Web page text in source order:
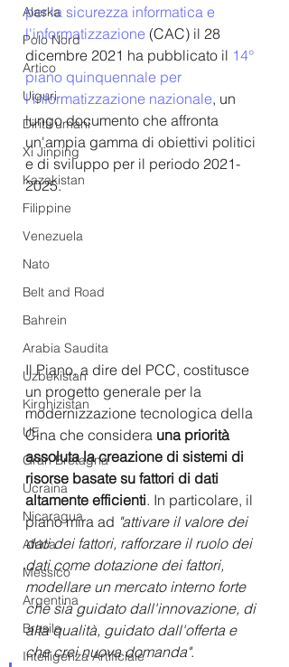
Alaska
Polo Nord
Artico
Uiguri
Diritti umani
Xi Jinping
Kazakistan
Filippine
Venezuela
Nato
Belt and Road
Bahrein
Arabia Saudita
Uzbekistan
Kirghizistan
UE
Gran Bretagna
Ucraina
Nicaragua
Africa
Messico
Argentina
Brasile
Intelligenza Artificiale
per la sicurezza informatica e
l'informatizzazione (CAC) il 28
dicembre 2021 ha pubblicato il 14°
piano quinquennale per
l'informatizzazione nazionale, un
lungo documento che affronta
un'ampia gamma di obiettivi politici
e di sviluppo per il periodo 2021-
2025.
Il Piano, a dire del PCC, costitusce
un progetto generale per la
modernizzazione tecnologica della
Cina che considera una priorità
assoluta la creazione di sistemi di
risorse basate su fattori di dati
altamente efficienti. In particolare, il
piano mira ad "attivare il valore dei
dati dei fattori, rafforzare il ruolo dei
dati come dotazione dei fattori,
modellare un mercato interno forte
che sia guidato dall'innovazione, di
alta qualità, guidato dall'offerta e
che crei nuova domanda".